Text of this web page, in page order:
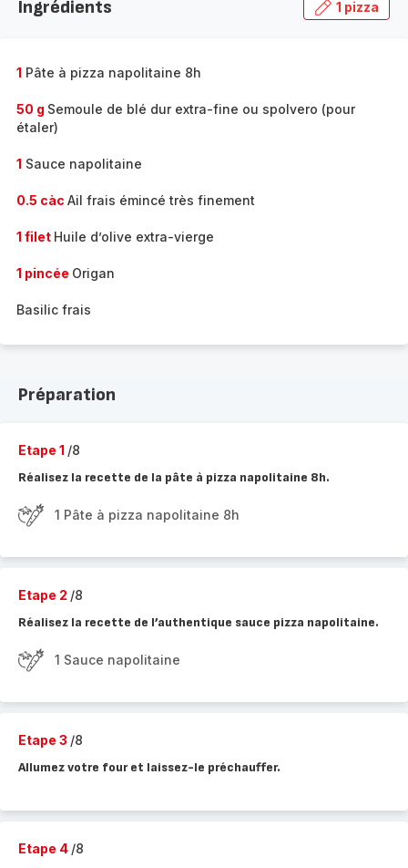
Ingrédients 1 pizza
1 Pâte à pizza napolitaine 8h
50 g Semoule de blé dur extra-fine ou spolvero (pour
étaler)
1 Sauce napolitaine
0.5 càc Ail frais émincé très finement
1 filet Huile d’olive extra-vierge
1 pincée Origan
Basilic frais
Préparation
Etape 1 /8
Réalisez la recette de la pâte à pizza napolitaine 8h.
1 Pâte à pizza napolitaine 8h
Etape 2 /8
Réalisez la recette de l’authentique sauce pizza napolitaine.
1 Sauce napolitaine
Etape 3 /8
Allumez votre four et laissez-le préchauffer.
Etape 4 /8